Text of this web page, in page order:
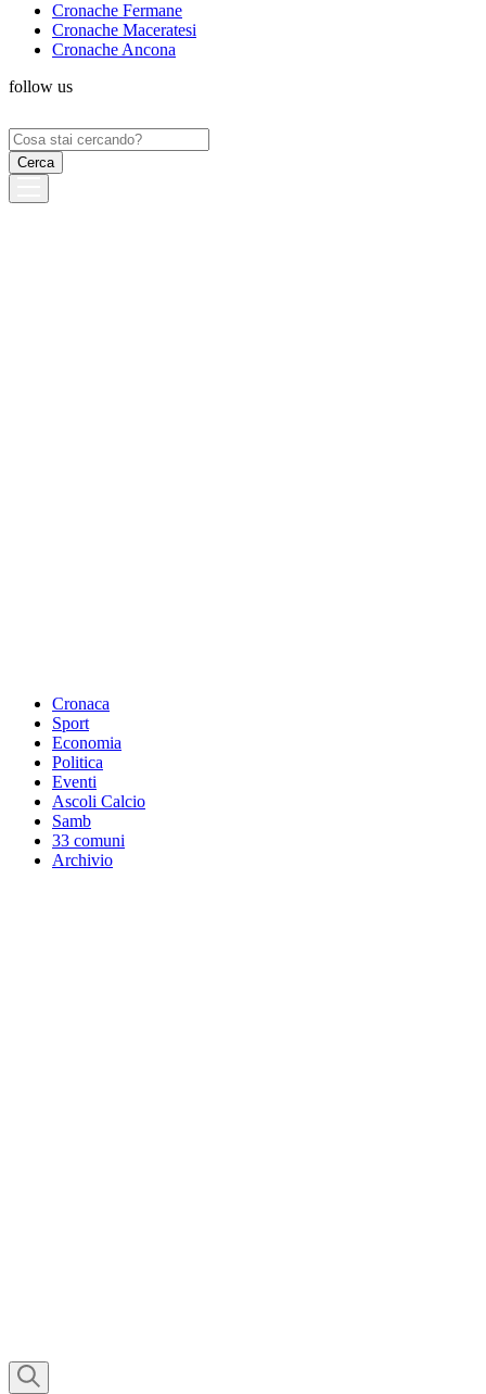
Cronache Fermane
Cronache Maceratesi
Cronache Ancona
follow us
Ricerca
per:
Cronaca
Sport
Economia
Politica
Eventi
Ascoli Calcio
Samb
33 comuni
Archivio